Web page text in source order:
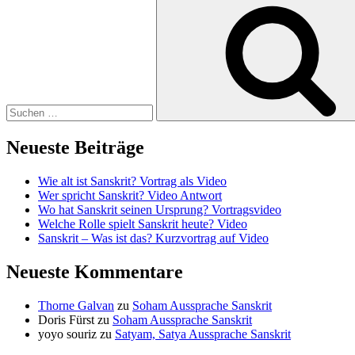
Neueste Beiträge
Wie alt ist Sanskrit? Vortrag als Video
Wer spricht Sanskrit? Video Antwort
Wo hat Sanskrit seinen Ursprung? Vortragsvideo
Welche Rolle spielt Sanskrit heute? Video
Sanskrit – Was ist das? Kurzvortrag auf Video
Neueste Kommentare
Thorne Galvan zu Soham Aussprache Sanskrit
Doris Fürst zu Soham Aussprache Sanskrit
yoyo souriz zu Satyam, Satya Aussprache Sanskrit